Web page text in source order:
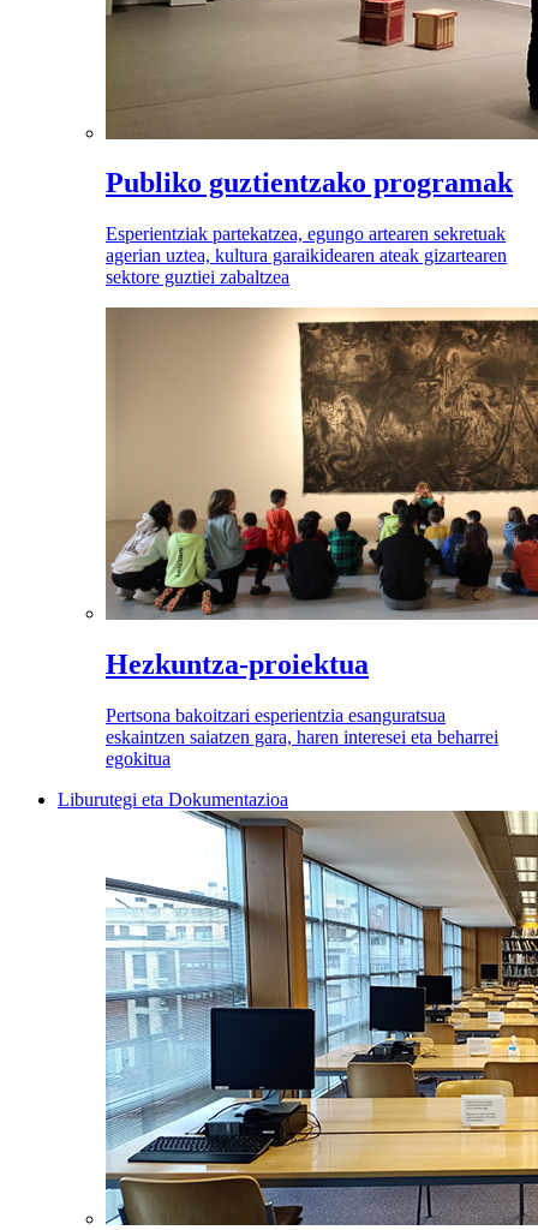
Publiko guztientzako programak
Esperientziak partekatzea, egungo artearen sekretuak
agerian uztea, kultura garaikidearen ateak gizartearen
sektore guztiei zabaltzea
Hezkuntza-proiektua
Pertsona bakoitzari esperientzia esanguratsua
eskaintzen saiatzen gara, haren interesei eta beharrei
egokitua
Liburutegi eta Dokumentazioa